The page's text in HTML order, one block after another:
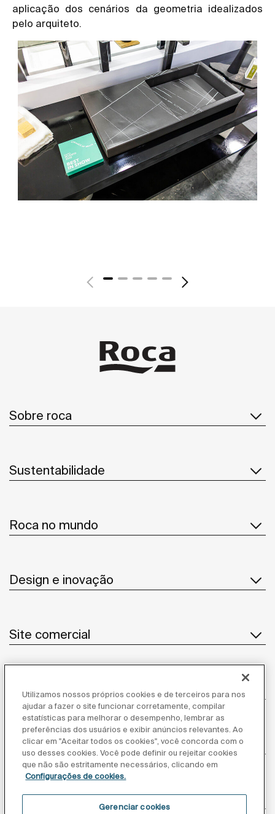
aplicação dos cenários da geometria idealizados
pelo arquiteto.
Sobre roca
Sustentabilidade
Roca no mundo
Design e inovação
Site comercial
Notícias
Atendimento ao cliente
Fornecedores
Utilizamos nossos próprios cookies e de terceiros para nos
ajudar a fazer o site funcionar corretamente, compilar
estatísticas para melhorar o desempenho, lembrar as
preferências dos usuários e exibir anúncios relevantes. Ao
clicar em "Aceitar todos os cookies", você concorda com o
uso desses cookies. Você pode definir ou rejeitar cookies
que não são estritamente necessários, clicando em
Configurações de cookies.
Gerenciar cookies